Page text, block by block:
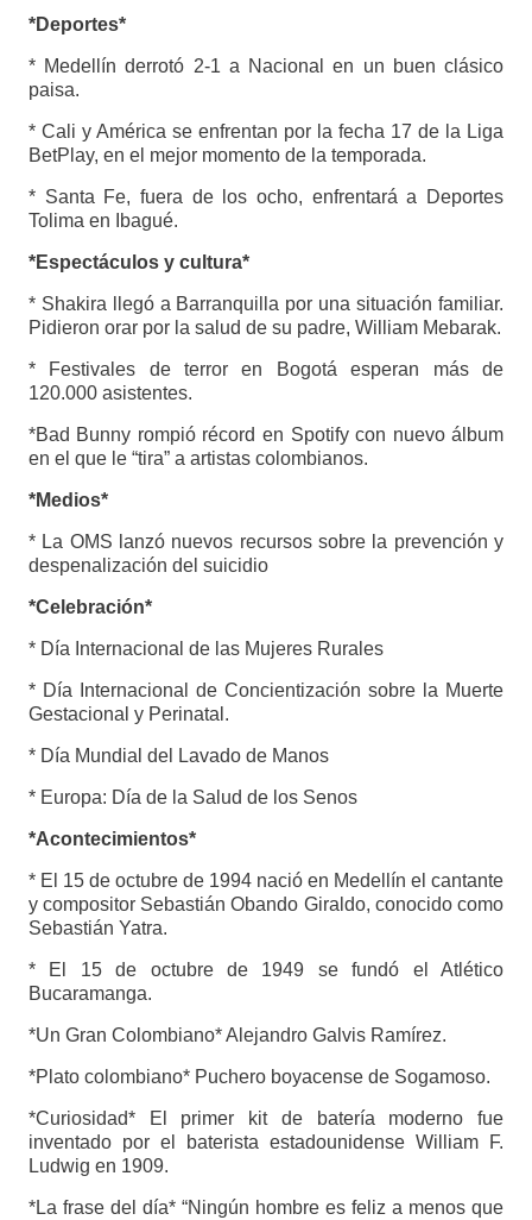
*Deportes*
* Medellín derrotó 2-1 a Nacional en un buen clásico
paisa.
* Cali y América se enfrentan por la fecha 17 de la Liga
BetPlay, en el mejor momento de la temporada.
* Santa Fe, fuera de los ocho, enfrentará a Deportes
Tolima en Ibagué.
*Espectáculos y cultura*
* Shakira llegó a Barranquilla por una situación familiar.
Pidieron orar por la salud de su padre, William Mebarak.
* Festivales de terror en Bogotá esperan más de
120.000 asistentes.
*Bad Bunny rompió récord en Spotify con nuevo álbum
en el que le “tira” a artistas colombianos.
*Medios*
* La OMS lanzó nuevos recursos sobre la prevención y
despenalización del suicidio
*Celebración*
* Día Internacional de las Mujeres Rurales
* Día Internacional de Concientización sobre la Muerte
Gestacional y Perinatal.
* Día Mundial del Lavado de Manos
* Europa: Día de la Salud de los Senos
*Acontecimientos*
* El 15 de octubre de 1994 nació en Medellín el cantante
y compositor Sebastián Obando Giraldo, conocido como
Sebastián Yatra.
* El 15 de octubre de 1949 se fundó el Atlético
Bucaramanga.
*Un Gran Colombiano* Alejandro Galvis Ramírez.
*Plato colombiano* Puchero boyacense de Sogamoso.
*Curiosidad* El primer kit de batería moderno fue
inventado por el baterista estadounidense William F.
Ludwig en 1909.
*La frase del día* “Ningún hombre es feliz a menos que